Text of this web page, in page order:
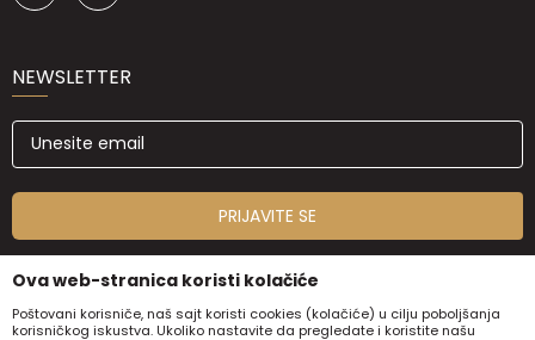
NEWSLETTER
PRIJAVITE SE
Ova web-stranica koristi kolačiće
Poštovani korisniče, naš sajt koristi cookies (kolačiće) u cilju poboljšanja
korisničkog iskustva. Ukoliko nastavite da pregledate i koristite našu